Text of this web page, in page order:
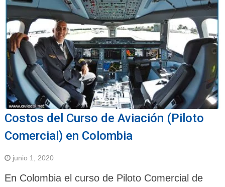
Costos del Curso de Aviación (Piloto
Comercial) en Colombia
junio 1, 2020
En Colombia el curso de Piloto Comercial de